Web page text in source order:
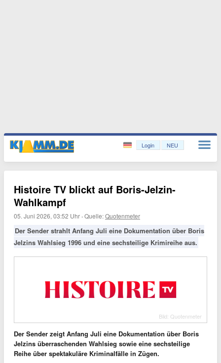
Login NEU
Histoire TV blickt auf Boris-Jelzin-
Wahlkampf
05. Juni 2026, 03:52 Uhr ·Quelle:Quotenmeter
Der Sender strahlt Anfang Juli eine Dokumentation über Boris
Jelzins Wahlsieg 1996 und eine sechsteilige Krimireihe aus.
Bild: Quotenmeter
Der Sender zeigt Anfang Juli eine Dokumentation über Boris
Jelzins überraschenden Wahlsieg sowie eine sechsteilige
Reihe über spektakuläre Kriminalfälle in Zügen.